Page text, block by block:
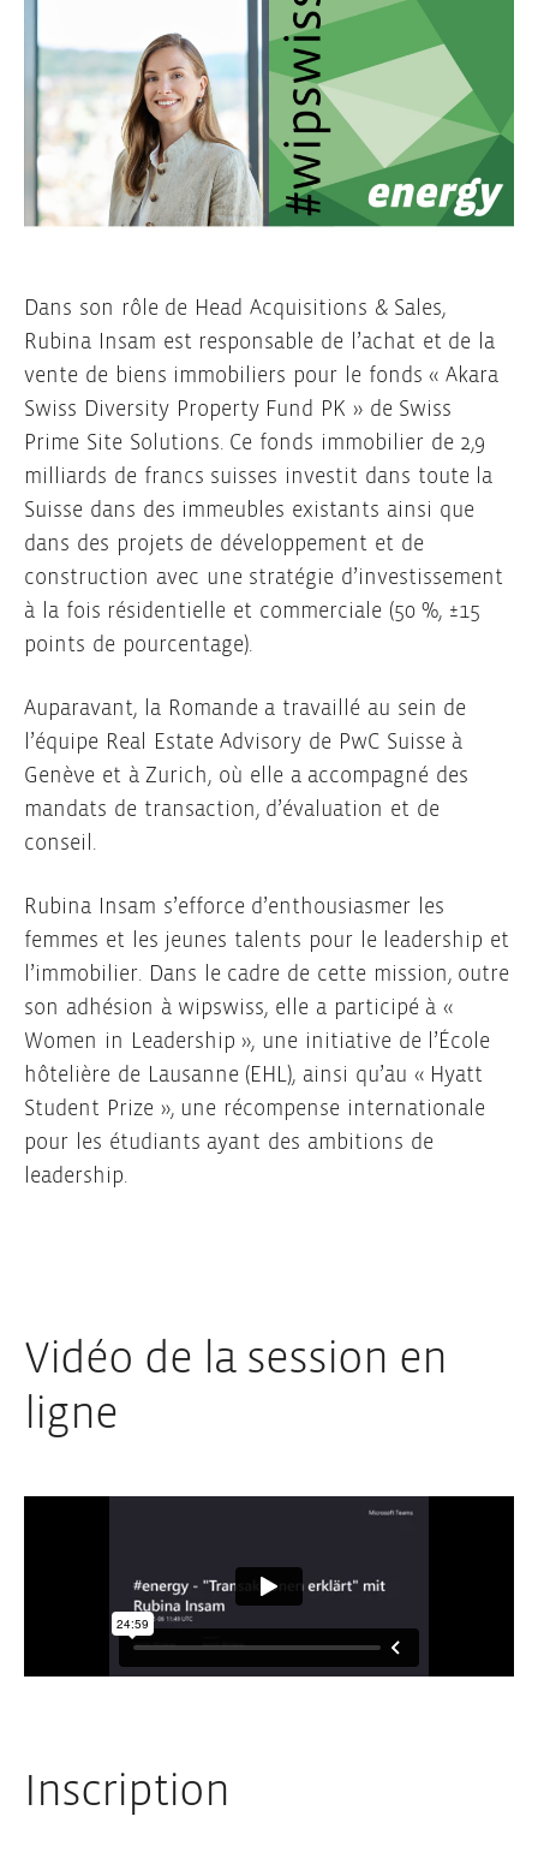
Dans son rôle de Head Acquisitions & Sales,
Rubina Insam est responsable de l’achat et de la
vente de biens immobiliers pour le fonds « Akara
Swiss Diversity Property Fund PK » de Swiss
Prime Site Solutions. Ce fonds immobilier de 2,9
milliards de francs suisses investit dans toute la
Suisse dans des immeubles existants ainsi que
dans des projets de développement et de
construction avec une stratégie d’investissement
à la fois résidentielle et commerciale (50 %, ±15
points de pourcentage).
Auparavant, la Romande a travaillé au sein de
l’équipe Real Estate Advisory de PwC Suisse à
Genève et à Zurich, où elle a accompagné des
mandats de transaction, d’évaluation et de
conseil.
Rubina Insam s’efforce d’enthousiasmer les
femmes et les jeunes talents pour le leadership et
l’immobilier. Dans le cadre de cette mission, outre
son adhésion à wipswiss, elle a participé à «
Women in Leadership », une initiative de l’École
hôtelière de Lausanne (EHL), ainsi qu’au « Hyatt
Student Prize », une récompense internationale
pour les étudiants ayant des ambitions de
leadership.
Vidéo de la session en
ligne
Inscription